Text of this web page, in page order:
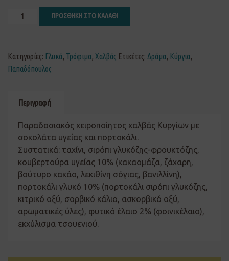
ΠΡΟΣΘΗΚΗ ΣΤΟ ΚΑΛΑΘΙ
Κατηγορίες: Γλυκά, Τρόφιμα, Χαλβάς Ετικέτες: Δράμα, Κύργια,
Παπαδόπουλος
Περιγραφή
Παραδοσιακός χειροποίητος χαλβάς Κυργίων με
σοκολάτα υγείας και πορτοκάλι.
Συστατικά: ταχίνι, σιρόπι γλυκόζης-φρουκτόζης,
κουβερτούρα υγείας 10% (κακαομάζα, ζάχαρη,
βούτυρο κακάο, λεκιθίνη σόγιας, βανιλλίνη),
πορτοκάλι γλυκό 10% (πορτοκάλι σιρόπι γλυκόζης,
κιτρικό οξύ, σορβικό κάλιο, ασκορβικό οξύ,
αρωματικές ύλες), φυτικό έλαιο 2% (φοινικέλαιο),
εκχύλισμα τσουενιού.